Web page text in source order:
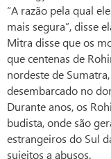
“A razão pela qual
mais segura”, disse
Mitra disse que os
que centenas de
nordeste de
desembarcado no
Durante anos, os
budista, onde são
estrangeiros do Sul
sujeitos a abusos.